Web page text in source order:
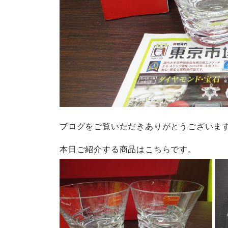
ブログをご覧いただきありがとうございま
本日ご紹介する商品はこちらです。